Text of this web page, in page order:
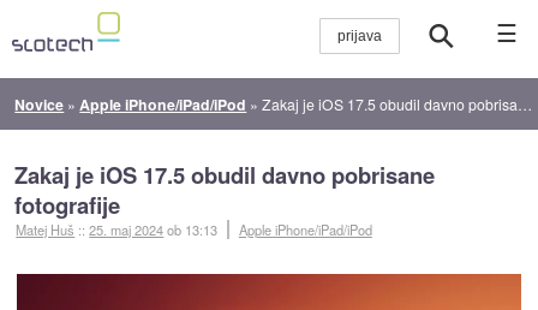
☰
Novice » Apple iPhone/iPad/iPod »Zakaj je iOS 17.5 obudil davno pobrisane fotografije
Zakaj je iOS 17.5 obudil davno pobrisane
fotografije
Matej Huš ::25. maj 2024ob 13:13 Apple iPhone/iPad/iPod